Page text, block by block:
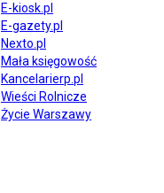
E-kiosk.pl
E-gazety.pl
Nexto.pl
Mała księgowość
Kancelarierp.pl
Wieści Rolnicze
Życie Warszawy